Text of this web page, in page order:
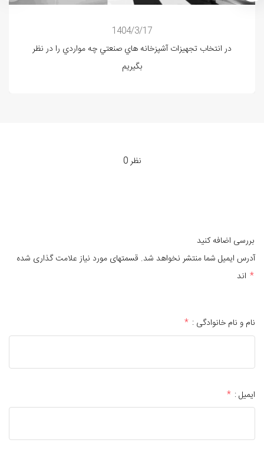
1404/3/17
در انتخاب تجهیزات آشپزخانه هاي صنعتي چه مواردي را در نظر
بگيريم
0 نظر
بررسی اضافه کنید
آدرس ایمیل شما منتشر نخواهد شد. قسمتهای مورد نیاز علامت گذاری شده
*
نام و نام خانوادگی : *
ایمیل : *